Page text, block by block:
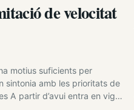
de velocitat
motius suficients per
sintonia amb les prioritats de
A partir d’avui entra en vigor